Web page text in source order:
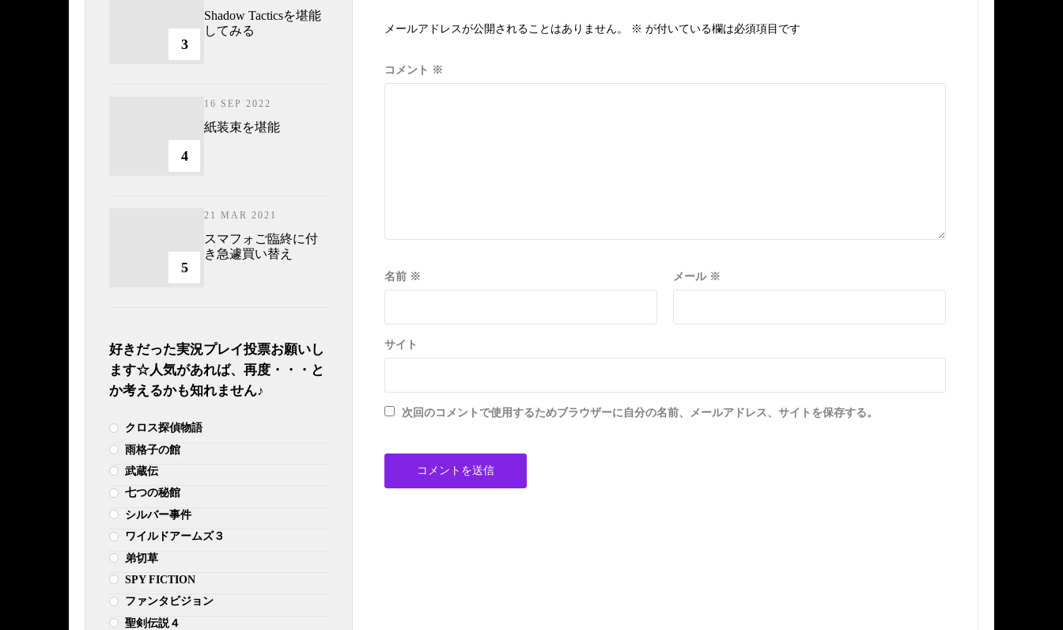
ー
シ
メールアドレスが公開されることはありません。 ※ が付いている欄は必須項目です
コメント ※
名前 ※ メール ※
サイト
次回のコメントで使用するためブラウザーに自分の名前、メールアドレス、サイトを保存する。
3
Shadow Tacticsを堪能
してみる
4
16 SEP 2022
紙装束を堪能
5
21 MAR 2021
スマフォご臨終に付
き急遽買い替え
好きだった実況プレイ投票お願いし
ます☆人気があれば、再度・・・と
か考えるかも知れません♪
クロス探偵物語
雨格子の館
武蔵伝
七つの秘館
シルバー事件
ワイルドアームズ３
弟切草
SPY FICTION
ファンタビジョン
聖剣伝説４